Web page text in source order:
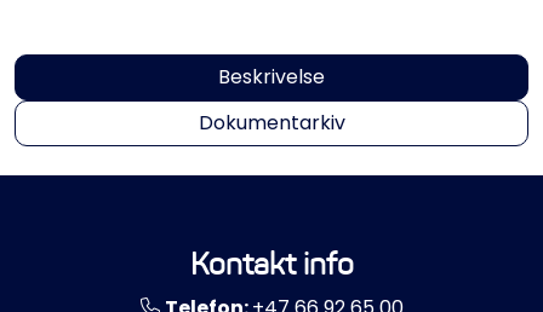
Beskrivelse
Dokumentarkiv
Kontakt info